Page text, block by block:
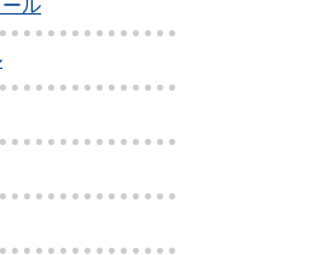
ル